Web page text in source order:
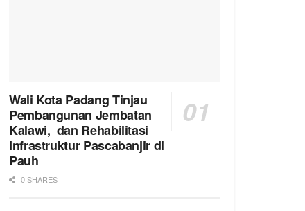
Wali Kota Padang Tinjau
Pembangunan Jembatan
Kalawi, dan Rehabilitasi
Infrastruktur Pascabanjir di
Pauh
0 SHARES